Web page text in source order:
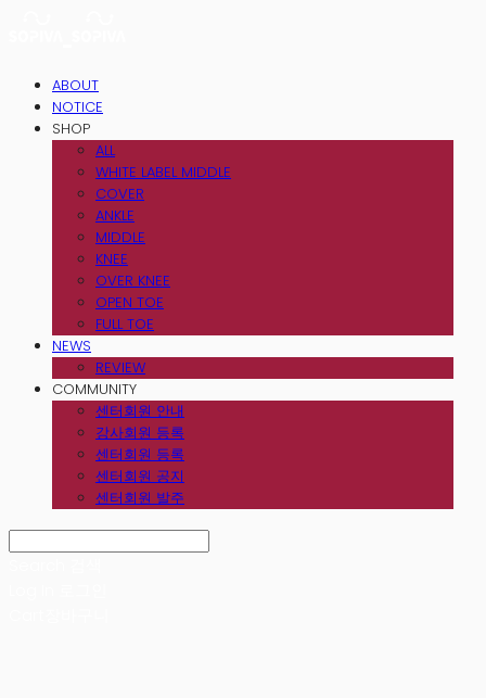
ABOUT
NOTICE
SHOP
ALL
WHITE LABEL MIDDLE
COVER
ANKLE
MIDDLE
KNEE
OVER KNEE
OPEN TOE
FULL TOE
NEWS
REVIEW
COMMUNITY
센터회원 안내
강사회원 등록
센터회원 등록
센터회원 공지
센터회원 발주